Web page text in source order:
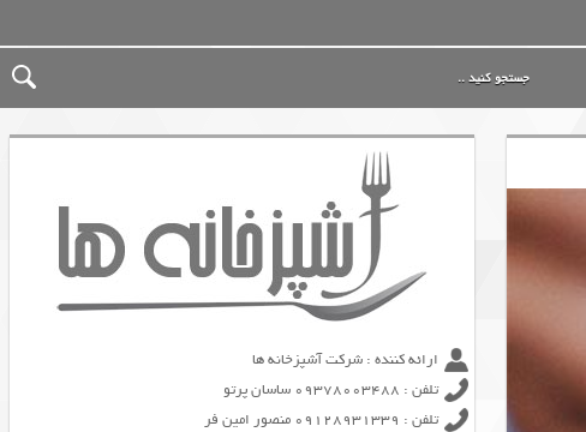
ارائه کننده : شرکت آشپزخانه ها
تلفن : 09378003488 ساسان پرتو
تلفن : 09128931339 منصور امین فر